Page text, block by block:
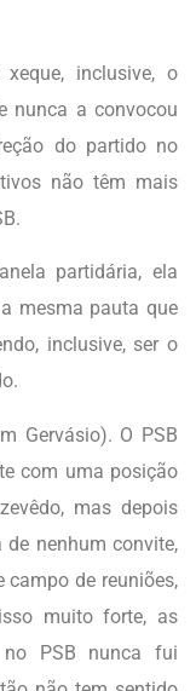
inclusive, o
nunca a convocou
do partido no
não têm mais
partidária, ela
mesma pauta que
inclusive, ser o
Gervásio). O PSB
com uma posição
mas depois
nenhum convite,
campo de reuniões,
muito forte, as
no PSB nunca fui